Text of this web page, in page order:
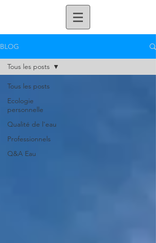
BLOG
Tous les posts
Ecologie
personnelle
Qualité de l'eau
Professionnels
Q&A Eau
Tous les posts